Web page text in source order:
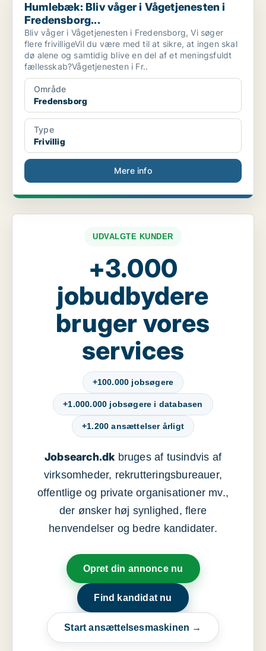
Humlebæk: Bliv våger i Vågetjenesten i
Fredensborg...
Bliv våger i Vågetjenesten i Fredensborg, Vi søger
flere frivilligeVil du være med til at sikre, at ingen skal
dø alene og samtidig blive en del af et meningsfuldt
fællesskab?Vågetjenesten i Fr..
Område
Fredensborg
Type
Frivillig
Mere info
UDVALGTE KUNDER
+3.000
jobudbydere
bruger vores
services
+100.000 jobsøgere
+1.000.000 jobsøgere i databasen
+1.200 ansættelser årligt
Jobsearch.dkbruges af tusindvis af
virksomheder, rekrutteringsbureauer,
offentlige og private organisationer mv.,
der ønsker høj synlighed, flere
henvendelser og bedre kandidater.
Opret din annonce nu
Find kandidat nu
Start ansættelsesmaskinen →